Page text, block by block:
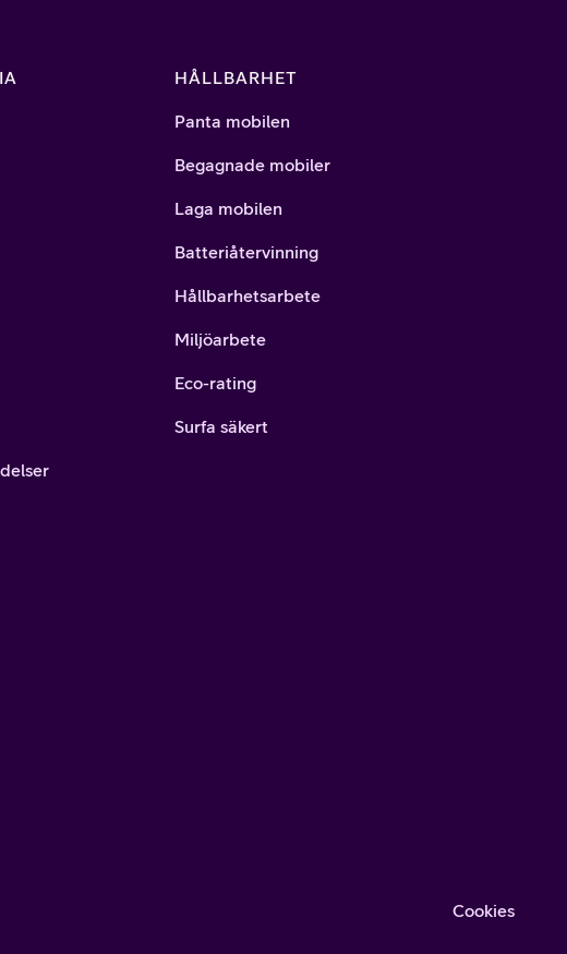
HÅLLBARHET
Panta mobilen
Begagnade mobiler
Laga mobilen
Batteriåtervinning
Hållbarhetsarbete
Miljöarbete
Eco-rating
Surfa säkert
Cookies